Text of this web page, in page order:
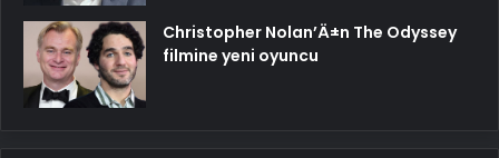
Christopher Nolan’Ä±n The Odyssey
filmine yeni oyuncu